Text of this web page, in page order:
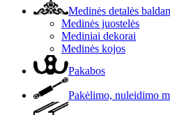
Medinės detalės
Medinės juostelės
Mediniai dekorai
Medinės kojos
Pakabos
Pakėlimo, nuleidimo